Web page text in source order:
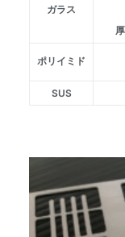
ガラス
ポリイミド
SUS